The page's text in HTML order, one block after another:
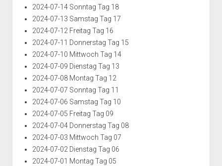
2024-07-14 Sonntag Tag 18
2024-07-13 Samstag Tag 17
2024-07-12 Freitag Tag 16
2024-07-11 Donnerstag Tag 15
2024-07-10 Mittwoch Tag 14
2024-07-09 Dienstag Tag 13
2024-07-08 Montag Tag 12
2024-07-07 Sonntag Tag 11
2024-07-06 Samstag Tag 10
2024-07-05 Freitag Tag 09
2024-07-04 Donnerstag Tag 08
2024-07-03 Mittwoch Tag 07
2024-07-02 Dienstag Tag 06
2024-07-01 Montag Tag 05